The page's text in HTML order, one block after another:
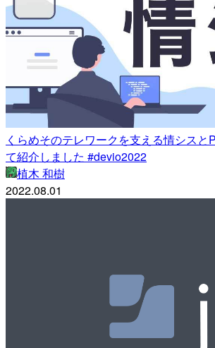
くらめそのテレワークを支える情シスと
て紹介しました #devio2022
植木 和樹
2022.08.01